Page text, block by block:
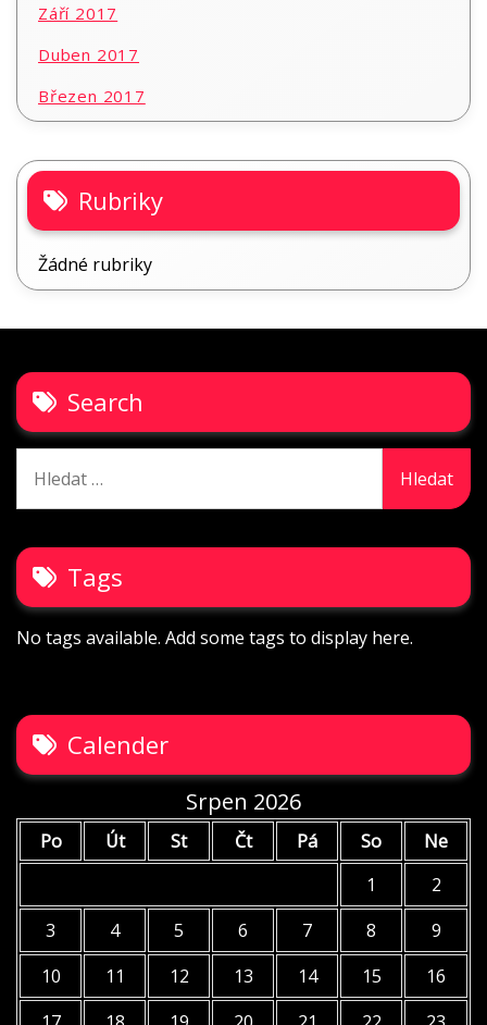
Září 2017
Duben 2017
Březen 2017
Rubriky
Žádné rubriky
Search
Tags
No tags available. Add some tags to display here.
Calender
Srpen 2026
Po Út St Čt Pá So
Ne
1
2
3
4 5 6 7 8
9
10
11 12 13 14 15
16